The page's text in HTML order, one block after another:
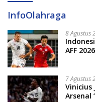
InfoOlahraga
8 Agustus
AFF
7 Agustus
Vinicius
Arsenal